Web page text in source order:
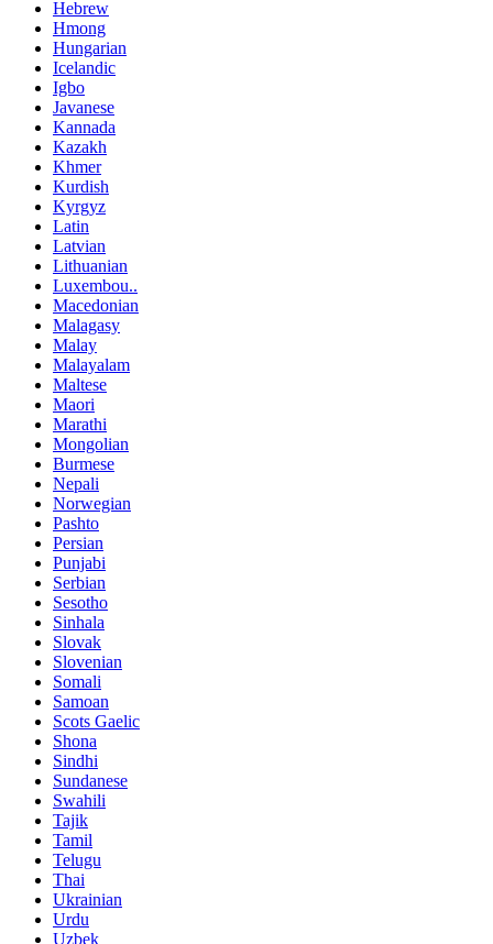
Hebrew
Hmong
Hungarian
Icelandic
Igbo
Javanese
Kannada
Kazakh
Khmer
Kurdish
Kyrgyz
Latin
Latvian
Lithuanian
Luxembou..
Macedonian
Malagasy
Malay
Malayalam
Maltese
Maori
Marathi
Mongolian
Burmese
Nepali
Norwegian
Pashto
Persian
Punjabi
Serbian
Sesotho
Sinhala
Slovak
Slovenian
Somali
Samoan
Scots Gaelic
Shona
Sindhi
Sundanese
Swahili
Tajik
Tamil
Telugu
Thai
Ukrainian
Urdu
Uzbek